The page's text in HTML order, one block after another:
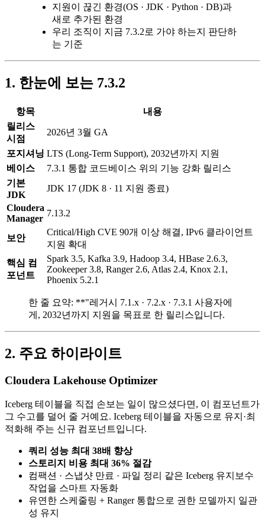
지원이 끊긴 환경(OS · JDK · Python · DB)과
새로 추가된 환경
우리 조직이 지금 7.3.2로 가야 하는지 판단하
는 기준
1. 한눈에 보는 7.3.2
항목
내용
릴리스
시점
2026년 3월 GA
포지셔닝 LTS (Long-Term Support), 2032년까지 지원
베이스
7.3.1 통합 코드베이스 위의 기능 강화 릴리스
기본
JDK
JDK 17 (JDK 8 · 11 지원 종료)
Cloudera
Manager
7.13.2
보안
Critical/High CVE 90개 이상 해결, IPv6 클라이언트
지원 확대
핵심 컴
포넌트
Spark 3.5, Kafka 3.9, Hadoop 3.4, HBase 2.6.3,
Zookeeper 3.8, Ranger 2.6, Atlas 2.4, Knox 2.1,
Phoenix 5.2.1
한 줄 요약: **"레거시 7.1.x · 7.2.x · 7.3.1 사용자에
게, 2032년까지 지원을 목표로 한 릴리스입니다.
2. 주요 하이라이트
Cloudera Lakehouse Optimizer
Iceberg 테이블을 직접 손보는 일이 많으셨다면, 이 컴포넌트가
그 수고를 덜어 줄 거예요. Iceberg 테이블을 자동으로 유지·최
적화해 주는 신규 컴포넌트입니다.
쿼리 성능 최대 38배 향상
스토리지 비용 최대 36% 절감
컴팩션 · 스냅샷 만료 · 파일 정리 같은 Iceberg 유지보수
작업을 스마트 자동화
유연한 스케줄링 + Ranger 통합으로 권한 모델까지 일관
성 유지